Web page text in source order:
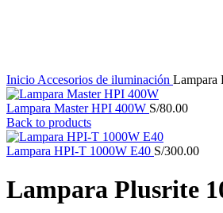
Inicio Accesorios de iluminación Lampara
Lampara Master HPI 400W S/80.00
Back to products
Lampara HPI-T 1000W E40 S/300.00
Lampara Plusrite